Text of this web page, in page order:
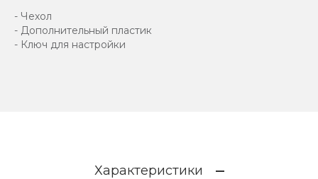
- Чехол
- Дополнительный пластик
- Ключ для настройки
Характеристики